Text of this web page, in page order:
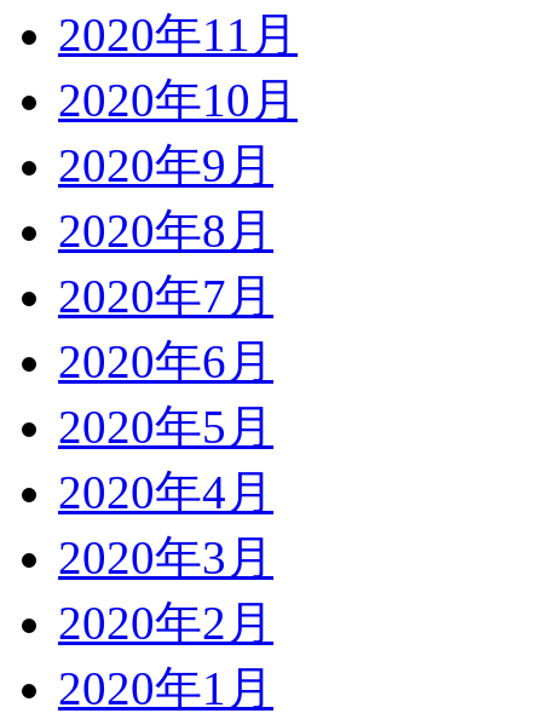
2020年11月
2020年10月
2020年9月
2020年8月
2020年7月
2020年6月
2020年5月
2020年4月
2020年3月
2020年2月
2020年1月